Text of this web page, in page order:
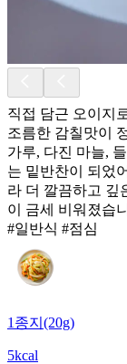
직접 담근 오이지
조름한 감칠맛이
가루, 다진 마늘,
는 밑반찬이 되었
라 더 깔끔하고 깊
이 금세 비워졌습
#일반식 #점심
1종지(20g)
5kcal